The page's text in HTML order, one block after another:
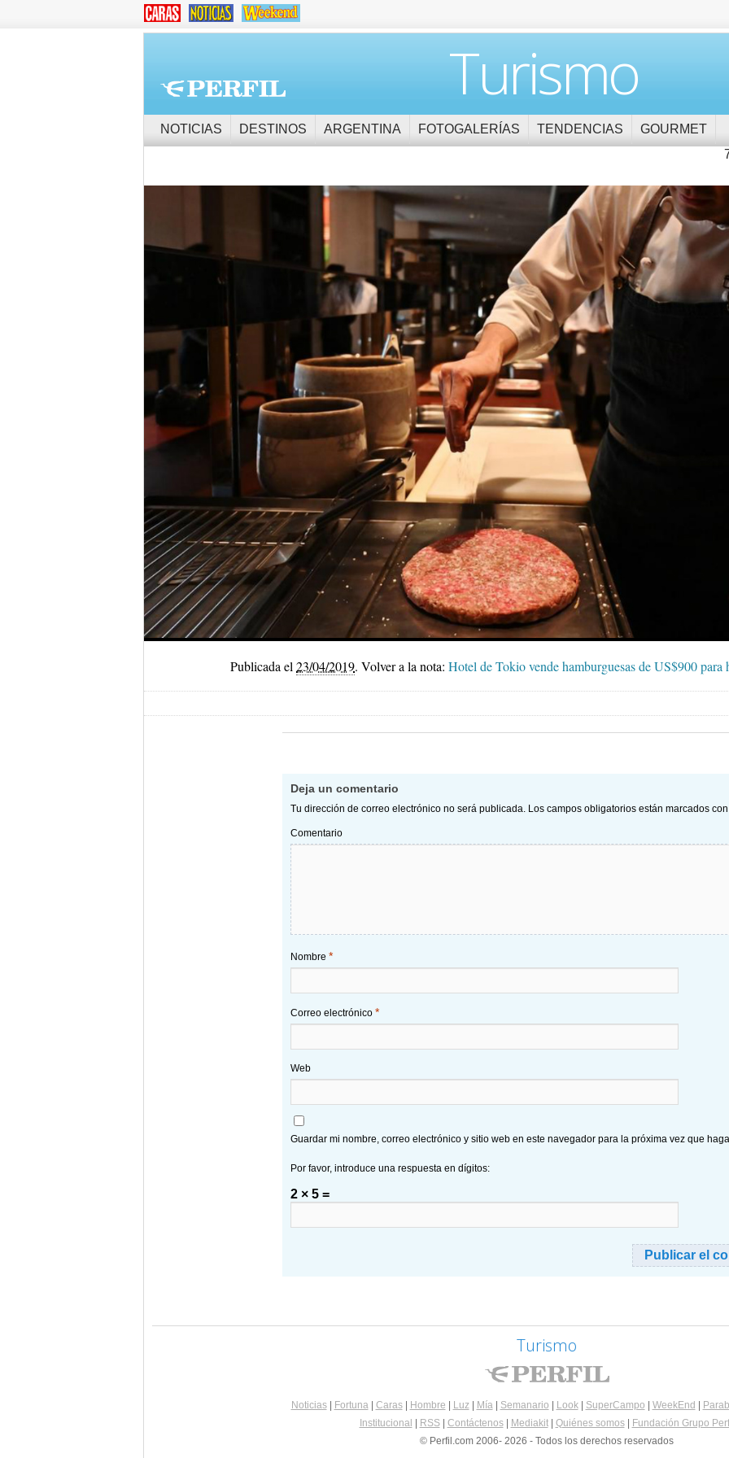
Turismo
NOTICIAS DESTINOS ARGENTINA FOTOGALERÍAS TENDENCIAS
GOURMET
Publicada el 23/04/2019. Volver a la nota: Hotel de Tokio vende hamburguesas de US$900 para
Deja un comentario
Tu dirección de correo electrónico no será publicada. Los campos obligatorios están marcados
Comentario
Nombre *
Correo electrónico *
Web
Guardar mi nombre, correo electrónico y sitio web en este navegador para la próxima vez que
Por favor, introduce una respuesta en dígitos:
2 × 5 =
Turismo
Noticias| Fortuna| Caras| Hombre Luz| Mía| Semanario Look| SuperCampo WeekEnd
Institucional
RSS| Contáctenos| Mediakit| Quiénes somos|
Fundación Grupo
© Perfil.com 2006- 2026 - Todos los derechos reservados